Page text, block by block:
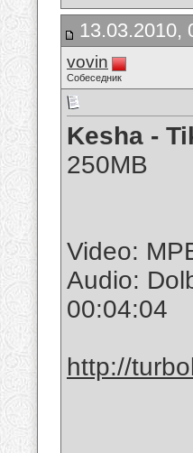
13.03.2010,
vovin
Собеседник
Kesha -
250MB
Video:
Audio:
00:04:04
http://